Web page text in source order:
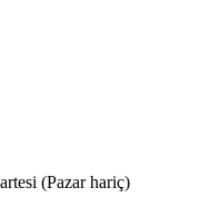
(Pazar hariç)